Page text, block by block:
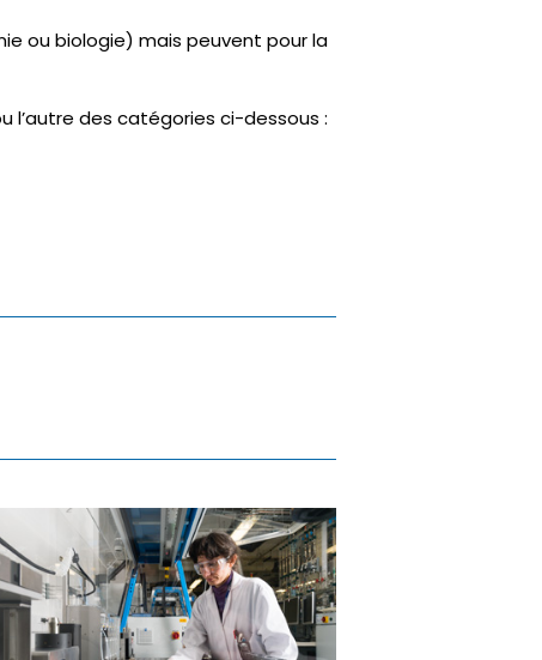
ou biologie) mais peuvent pour la
l’autre des catégories ci-dessous :